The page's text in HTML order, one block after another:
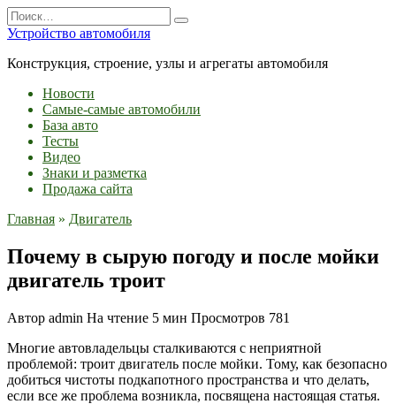
Перейти
к
содержанию
Search
for:
Устройство автомобиля
Конструкция, строение, узлы и агрегаты автомобиля
Новости
Самые-самые автомобили
База авто
Тесты
Видео
Знаки и разметка
Продажа сайта
Главная » Двигатель
Почему в сырую погоду и после мойки
двигатель троит
Автор admin На чтение 5 мин Просмотров 781
Многие автовладельцы сталкиваются с неприятной
проблемой: троит двигатель после мойки. Тому, как безопасно
добиться чистоты подкапотного пространства и что делать,
если все же проблема возникла, посвящена настоящая статья.